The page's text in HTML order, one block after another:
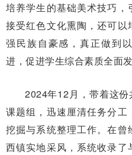
培养学生的基础美术技巧，
接受红色文化熏陶，还可
强民族自豪感，真正做到
进，促进学生综合素质全面发
2024年12月，带着这
课题组，迅速厘清任务分
挖掘与系统整理工作。在
西镇实地采风，系统收录了